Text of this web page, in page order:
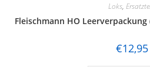
Loks,
Fleischmann HO Leerverpackung
€12,95